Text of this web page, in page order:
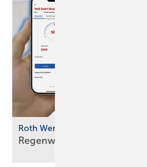
Roth Werke
Regenwassernutzung digital